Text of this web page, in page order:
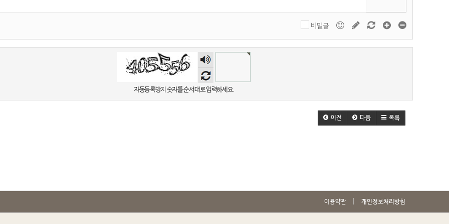
비밀글
숫자
음성
듣기
자동등록방지 숫자를 순서대로 입력하세요.
이전 다음 목록
이용약관 개인정보처리방침